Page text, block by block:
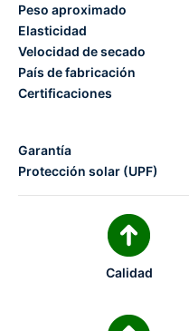
Peso aproximado
Elasticidad
Velocidad de secado
País de fabricación
Certificaciones
Garantía
Protección solar (UPF)
Calidad